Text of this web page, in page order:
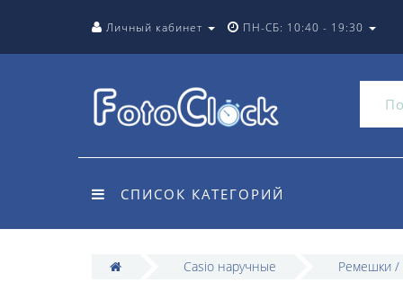
Личный кабинет ПН-СБ: 10:40 - 19:30
СПИСОК КАТЕГОРИЙ
Casio наручные Ремешки /